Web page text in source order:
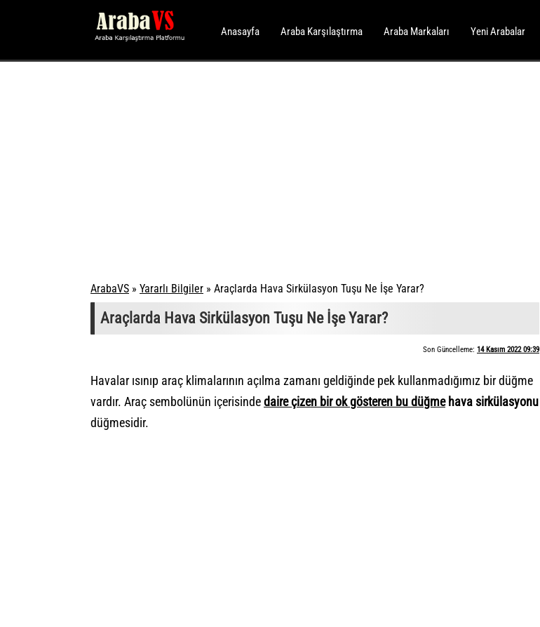
Anasayfa Araba Karşılaştırma Araba Markaları Yeni Arabalar
ArabaVS » Yararlı Bilgiler » Araçlarda Hava Sirkülasyon Tuşu Ne İşe Yarar?
Araçlarda Hava Sirkülasyon Tuşu Ne İşe Yarar?
Son Güncelleme: 14 Kasım 2022 09:39
Havalar ısınıp araç klimalarının açılma zamanı geldiğinde pek kullanmadığımız bir düğme
vardır. Araç sembolünün içerisindedaire çizen bir ok gösteren bu düğmehava sirkülasyonu
düğmesidir.